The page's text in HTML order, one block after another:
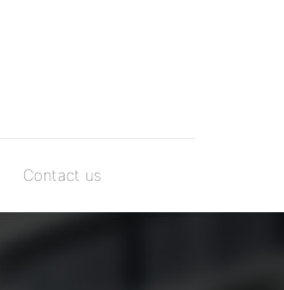
Contact us